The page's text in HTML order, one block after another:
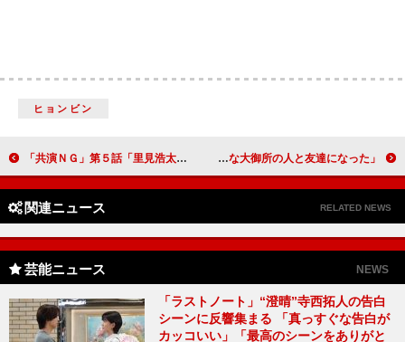
ヒョンビン
「共演ＮＧ」第５話「里見浩太朗の名演技に涙が出た」 次週最終回を控え「すでにロスッている」の声 フワちゃん、「流行語」受賞に「まじサイコー！」 「いろんな大御所の人と友達になった」
関連ニュース RELATED NEWS
芸能ニュース NEWS
「ラストノート」“澄晴”寺西拓人の告白
シーンに反響集まる 「真っすぐな告白が
カッコいい」「最高のシーンをありがと